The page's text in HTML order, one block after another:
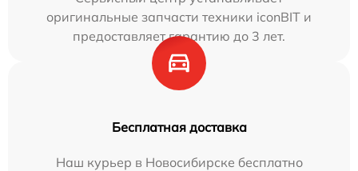
оригинальные запчасти техники iconBIT и
предоставляет гарантию до 3 лет.
Бесплатная доставка
Наш курьер в Новосибирске бесплатно